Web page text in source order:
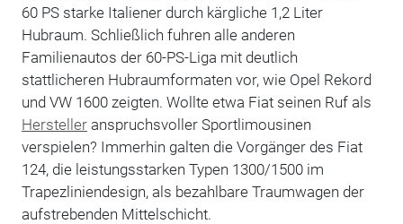
60 PS starke Italiener durch kärgliche 1,2 Liter
Hubraum. Schließlich fuhren alle anderen
Familienautos der 60-PS-Liga mit deutlich
stattlicheren Hubraumformaten vor, wie Opel Rekord
und VW 1600 zeigten. Wollte etwa Fiat seinen Ruf als
Herstelleranspruchsvoller Sportlimousinen
verspielen? Immerhin galten die Vorgänger des Fiat
124, die leistungsstarken Typen 1300/1500 im
Trapezliniendesign, als bezahlbare Traumwagen der
aufstrebenden Mittelschicht.